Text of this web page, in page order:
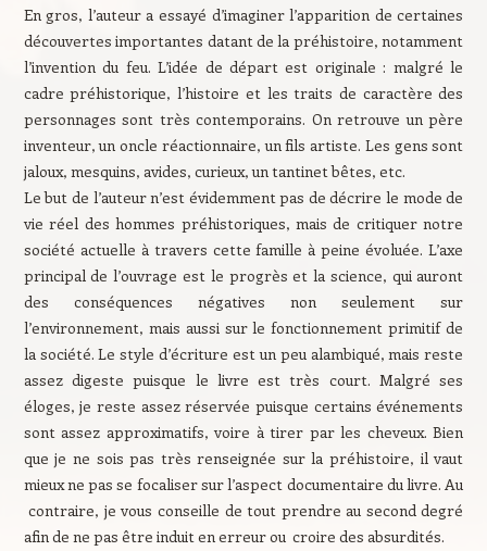
En gros, l’auteur a essayé d’imaginer l’apparition de certaines
découvertes importantes datant de la préhistoire, notamment
l’invention du feu. L’idée de départ est originale : malgré le
cadre préhistorique, l’histoire et les traits de caractère des
personnages sont très contemporains. On retrouve un père
inventeur, un oncle réactionnaire, un fils artiste. Les gens sont
jaloux, mesquins, avides, curieux, un tantinet bêtes, etc.
Le but de l’auteur n’est évidemment pas de décrire le mode de
vie réel des hommes préhistoriques, mais de critiquer notre
société actuelle à travers cette famille à peine évoluée. L’axe
principal de l’ouvrage est le progrès et la science, qui auront
des conséquences négatives non seulement sur
l’environnement, mais aussi sur le fonctionnement primitif de
la société. Le style d’écriture est un peu alambiqué, mais reste
assez digeste puisque le livre est très court. Malgré ses
éloges, je reste assez réservée puisque certains événements
sont assez approximatifs, voire à tirer par les cheveux. Bien
que je ne sois pas très renseignée sur la préhistoire, il vaut
mieux ne pas se focaliser sur l’aspect documentaire du livre. Au
contraire, je vous conseille de tout prendre au second degré
afin de ne pas être induit en erreur ou croire des absurdités.